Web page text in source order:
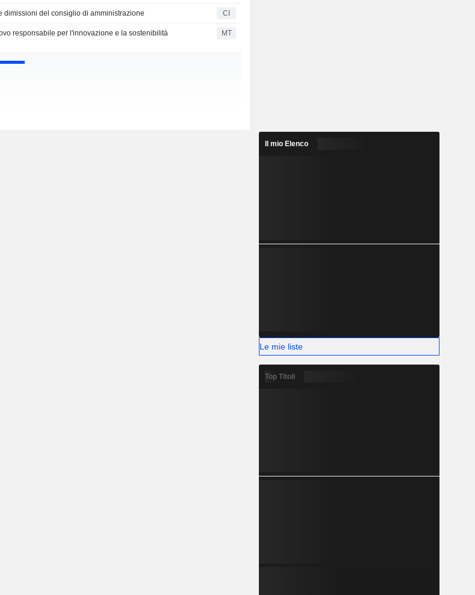
dimissioni del consiglio di amministrazione CI
responsabile per l'innovazione e la sostenibilità MT
Il mio Elenco
Le mie liste
Top Titoli